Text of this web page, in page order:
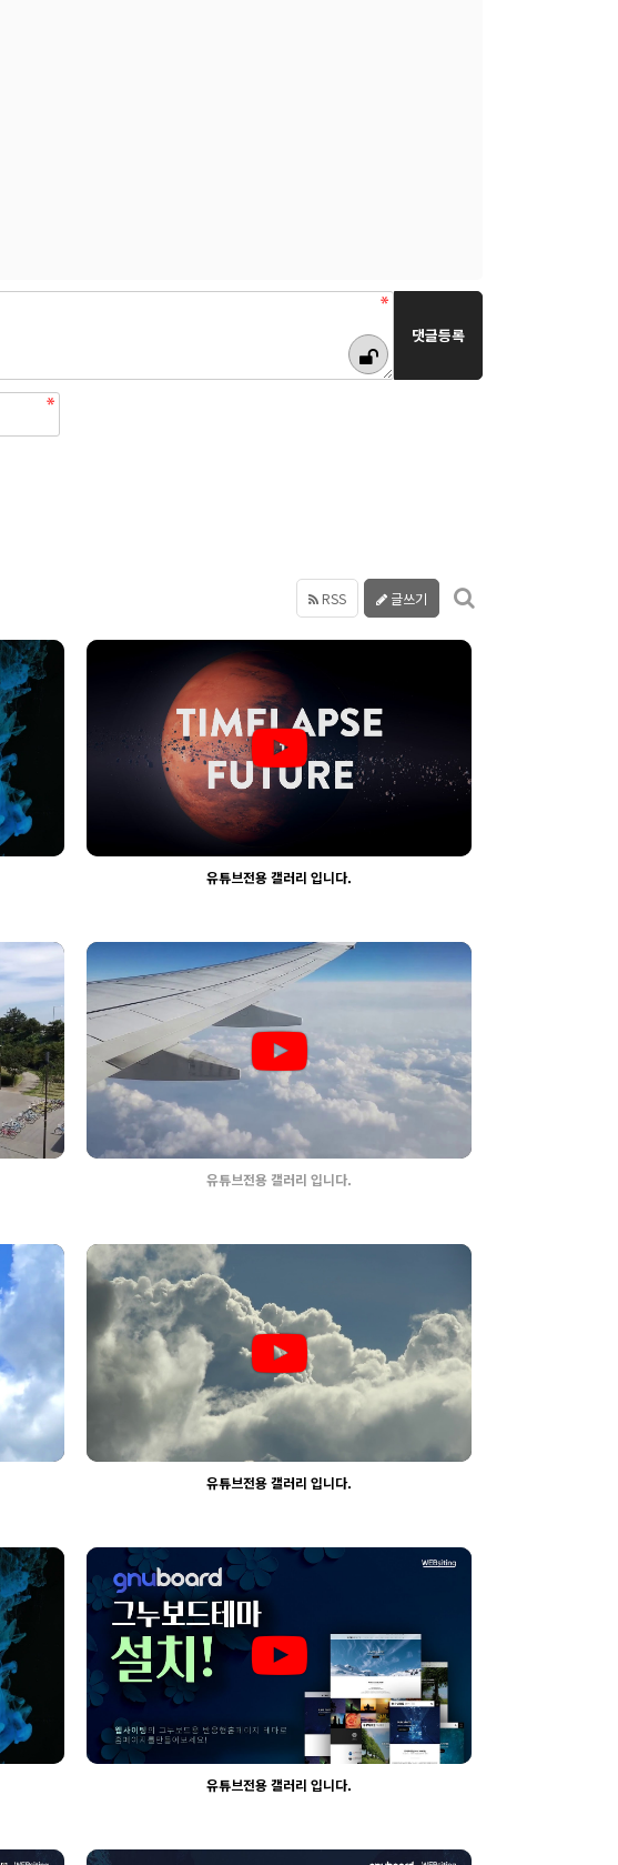
RSS 글쓰기
2326
03-30
웹사이팅
유튜브전용 갤러리 입니다.
유튜브전용 갤러리 입니다.
2289
03-30
웹사이팅
유튜브전용 갤러리 입니다.
유튜브전용 갤러리 입니다.